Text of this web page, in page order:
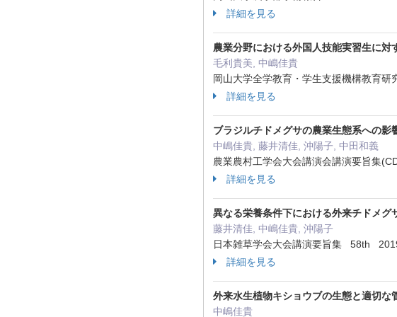
詳細を見る
農業分野における外国人技能実習生に
毛利貴美, 中嶋佳貴
岡山大学全学教育・学生支援機構教
詳細を見る
ブラジルチドメグサの農業生態系への影
中嶋佳貴, 藤井清佳, 沖陽子, 中田和義
農業農村工学会大会講演会講演要旨集
詳細を見る
異なる栄養条件下における外来チドメ
藤井清佳, 中嶋佳貴, 沖陽子
日本雑草学会大会講演要旨集 58th
詳細を見る
外来水生植物キショウブの生態と適切な
中嶋佳貴